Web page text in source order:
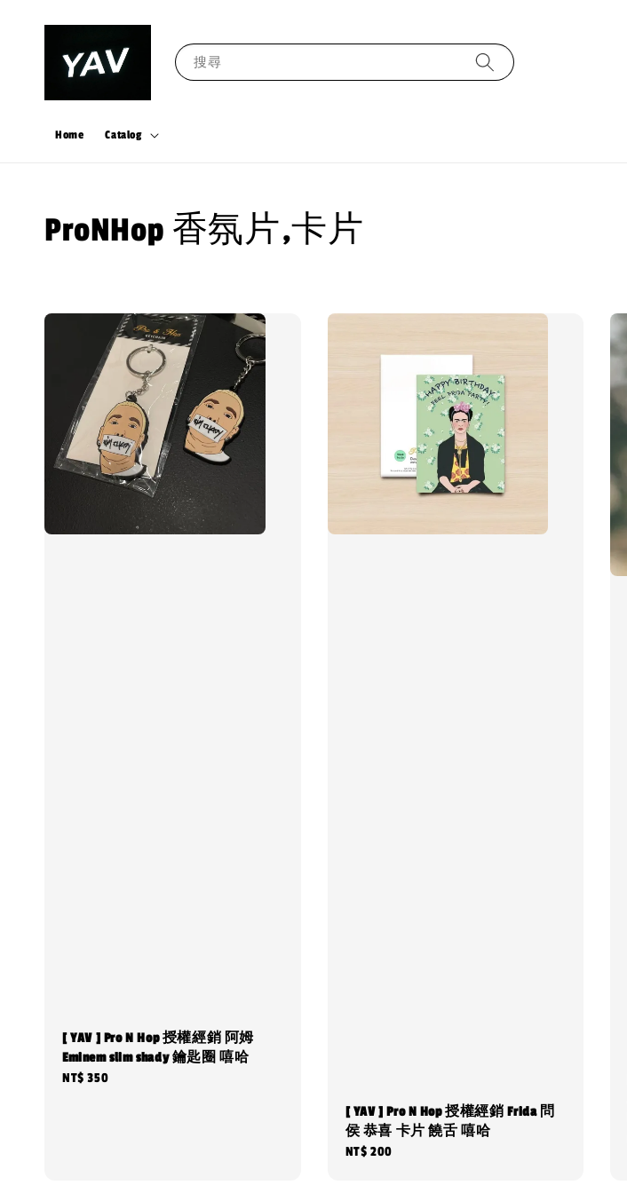
搜尋
Home Catalog
ProNHop 香氛片,卡片
[ YAV ] Pro N Hop 授權經銷 阿姆
Eminem slim shady 鑰匙圈 嘻哈
Regular
NT$ 350
[ YAV ] Pro N Hop 授權經銷 Frida 問
侯 恭喜 卡片 饒舌 嘻哈
Regular
NT$ 200